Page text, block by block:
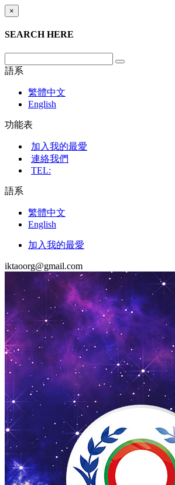
×
SEARCH HERE
語系
繁體中文
English
功能表
加入我的最愛
連絡我們
TEL:
語系
繁體中文
English
加入我的最愛
iktaoorg@gmail.com